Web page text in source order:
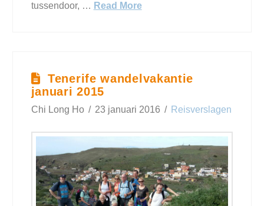
tussendoor, … Read More
Tenerife wandelvakantie
januari 2015
Chi Long Ho 23 januari 2016 Reisverslagen